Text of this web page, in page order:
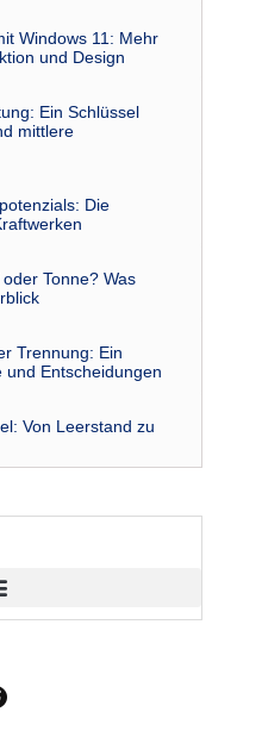
Windows 11: Mehr
und Design
Ein Schlüssel
mittlere
Die
Tonne? Was
Trennung: Ein
und Entscheidungen
Von Leerstand zu